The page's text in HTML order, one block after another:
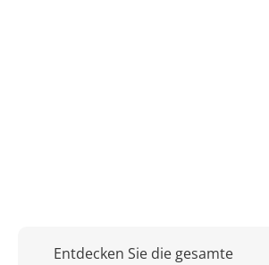
Entdecken Sie die gesamte